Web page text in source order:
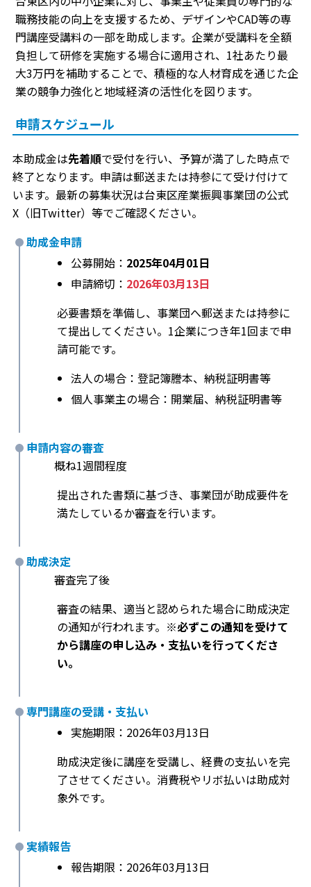
職務技能の向上を支援するため、デザインやCAD等の専
門講座受講料の一部を助成します。企業が受講料を全額
負担して研修を実施する場合に適用され、1社あたり最
大3万円を補助することで、積極的な人材育成を通じた企
業の競争力強化と地域経済の活性化を図ります。
申請スケジュール
本助成金は先着順で受付を行い、予算が満了した時点で
終了となります。申請は郵送または持参にて受け付けて
います。最新の募集状況は台東区産業振興事業団の公式
X（旧Twitter）等でご確認ください。
助成金申請
公募開始： 2025年04月01日
申請締切： 2026年03月13日
必要書類を準備し、事業団へ郵送または持参に
て提出してください。1企業につき年1回まで申
請可能です。
法人の場合：登記簿謄本、納税証明書等
個人事業主の場合：開業届、納税証明書等
申請内容の審査
概ね1週間程度
提出された書類に基づき、事業団が助成要件を
満たしているか審査を行います。
助成決定
審査完了後
審査の結果、適当と認められた場合に助成決定
の通知が行われます。 ※必ずこの通知を受けて
から講座の申し込み・支払いを行ってくださ
い。
専門講座の受講・支払い
実施期限：2026年03月13日
助成決定後に講座を受講し、経費の支払いを完
了させてください。消費税やリボ払いは助成対
象外です。
実績報告
報告期限：2026年03月13日